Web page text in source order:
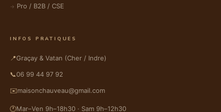
Pro / B2B / CSE
INFOS PRATIQUES
📍Graçay & Vatan (Cher / Indre)
📞06 99 44 97 92
✉️maisonchauveau@gmail.com
🕐Mar–Ven 9h–18h30 · Sam 9h–12h30